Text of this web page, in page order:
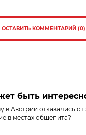
ОСТАВИТЬ КОММЕНТАРИЙ (0)
быть
в Австрии отказались от
в местах общепита?